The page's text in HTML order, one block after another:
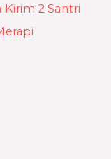
Kirim 2 Santri